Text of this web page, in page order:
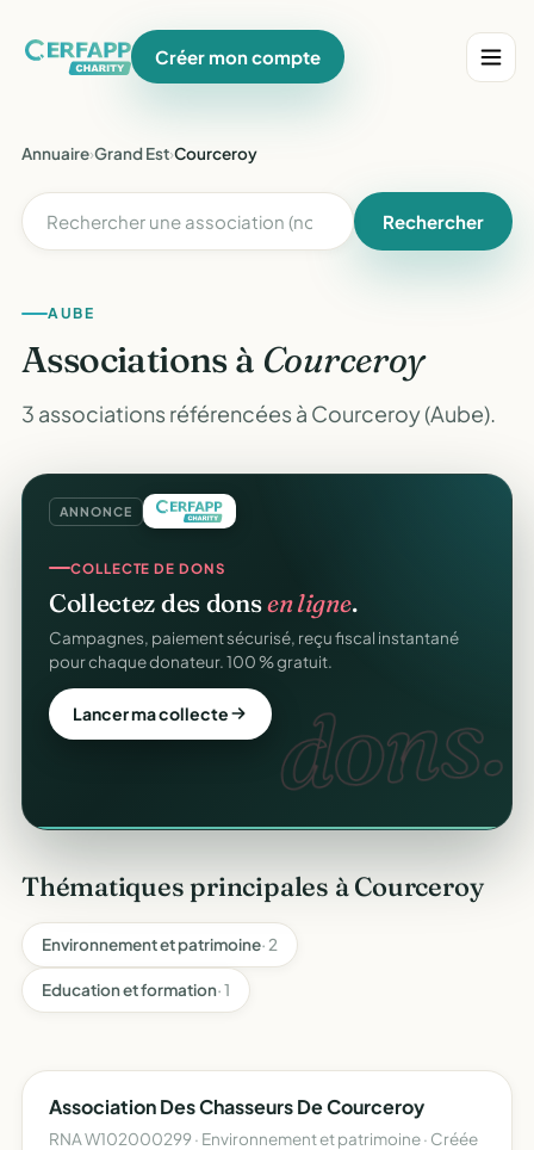
Créer mon compte
Annuaire›Grand Est›Courceroy
Rechercher
AUBE
Associations à Courceroy
3 associations référencées à Courceroy (Aube).
ANNONCE
SITE WEB
Votre site web d'association
Une page publique élégante et un site de collecte, prêts
en cinq minutes. Sans webmaster.
Créer mon site gratuit dons.
COLLECTE DE DONS
Collectez des donsen ligne.
Campagnes, paiement sécurisé, reçu fiscal instantané
pour chaque donateur. 100 % gratuit.
Lancer ma collecte
Thématiques principales à Courceroy
Environnement et patrimoine· 2
Education et formation· 1
Association Des Chasseurs De Courceroy
RNA W102000299 · Environnement et patrimoine · Créée